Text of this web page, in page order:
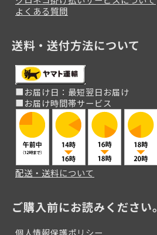
よくある質問
送料・送付方法について
■お届け日：最短翌日お届け
■お届け時間帯サービス
配送・送料について
ご購入前にお読みください。
個人情報保護ポリシー